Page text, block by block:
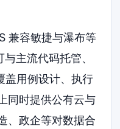
兼容敏捷与瀑布等
主流代码托管、
盖用例设计、执行
同时提供公有云与
、政企等对数据合